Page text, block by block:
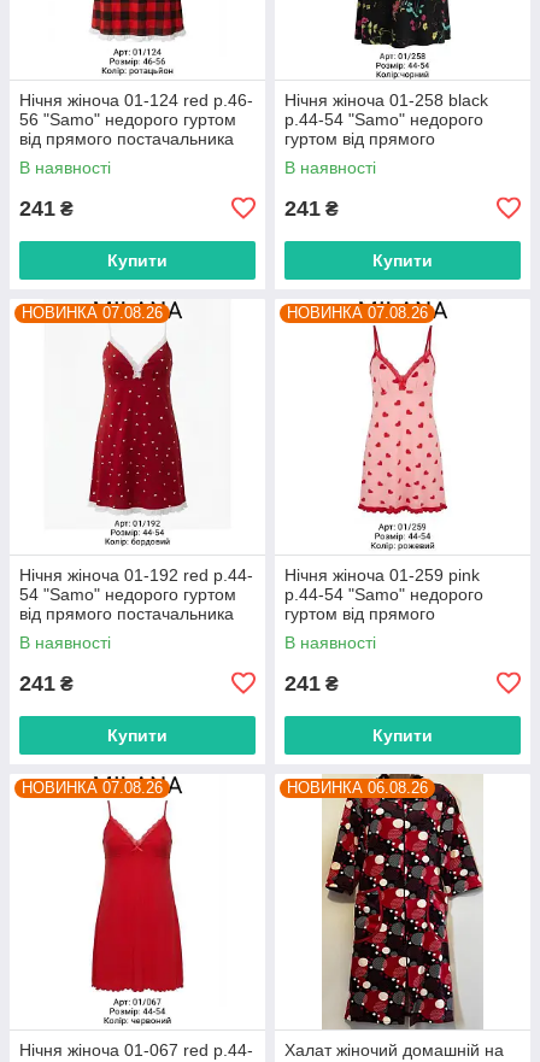
Нічня жіноча 01-124 red р.46-
56 "Samo" недорого гуртом
від прямого постачальника
В наявності
241 ₴
Купити
Нічня жіноча 01-258 black
р.44-54 "Samo" недорого
гуртом від прямого
постачальника
В наявності
241 ₴
Купити
НОВИНКА 07.08.26
Нічня жіноча 01-192 red р.44-
54 "Samo" недорого гуртом
від прямого постачальника
В наявності
241 ₴
Купити
НОВИНКА 07.08.26
Нічня жіноча 01-259 pink
р.44-54 "Samo" недорого
гуртом від прямого
постачальника
В наявності
241 ₴
Купити
НОВИНКА 07.08.26
Нічня жіноча 01-067 red р.44-
НОВИНКА 06.08.26
Халат жіночий домашній на